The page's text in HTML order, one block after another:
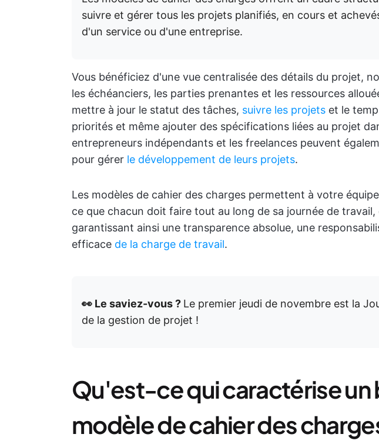
suivre et gérer tous les projets planifiés, en cours et
d'un service ou d'une entreprise.
Vous bénéficiez d'une vue centralisée des détails du projet,
les échéanciers, les parties prenantes et les ressources
mettre à jour le statut des tâches, suivre les projets et le
priorités et même ajouter des spécifications liées au projet
entrepreneurs indépendants et les freelances peuvent
pour gérer le développement de leurs projets.
Les modèles de cahier des charges permettent à votre
ce que chacun doit faire tout au long de sa journée de
garantissant ainsi une transparence absolue, une
efficace de la charge de travail.
👀 Le saviez-vous ? Le premier jeudi de novembre est la
de la gestion de projet !
Qu'est-ce qui caractérise un
modèle de cahier des